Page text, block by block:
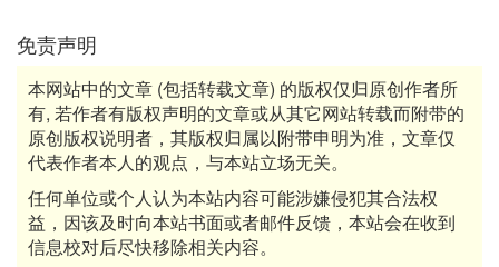
免责声明
本网站中的文章 (包括转载文章) 的版权仅归原创作者所
有, 若作者有版权声明的文章或从其它网站转载而附带的
原创版权说明者，其版权归属以附带申明为准，文章仅
代表作者本人的观点，与本站立场无关。
任何单位或个人认为本站内容可能涉嫌侵犯其合法权
益，因该及时向本站书面或者邮件反馈，本站会在收到
信息校对后尽快移除相关内容。